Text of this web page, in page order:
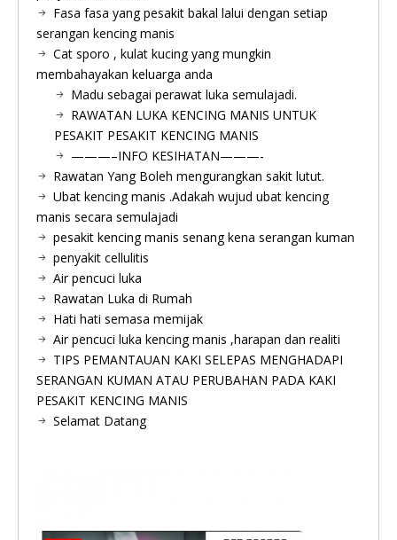
Fasa fasa yang pesakit bakal lalui dengan setiap
serangan kencing manis
Cat sporo , kulat kucing yang mungkin
membahayakan keluarga anda
Madu sebagai perawat luka semulajadi.
RAWATAN LUKA KENCING MANIS UNTUK
PESAKIT PESAKIT KENCING MANIS
———–INFO KESIHATAN———-
Rawatan Yang Boleh mengurangkan sakit lutut.
Ubat kencing manis .Adakah wujud ubat kencing
manis secara semulajadi
pesakit kencing manis senang kena serangan kuman
penyakit cellulitis
Air pencuci luka
Rawatan Luka di Rumah
Hati hati semasa memijak
Air pencuci luka kencing manis ,harapan dan realiti
TIPS PEMANTAUAN KAKI SELEPAS MENGHADAPI
SERANGAN KUMAN ATAU PERUBAHAN PADA KAKI
PESAKIT KENCING MANIS
Selamat Datang